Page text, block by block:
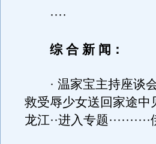
····
综 合 新 闻：
· 温家宝主持座谈会
救受辱少女送回家途中
龙江··进入专题